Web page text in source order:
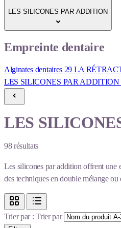
LES SILICONES PAR ADDITION
Empreinte dentaire
Alginates dentaires 29 LA
LES SILICONES PAR ADDITION
LES
98résultats
Les silicones par addition offrent une
des techniques en double mélange
Trier par :Trier par